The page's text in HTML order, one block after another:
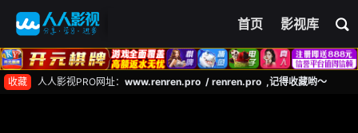
首页 影视库
收藏 人人影视PRO网址： www.renren.pro / renren.pro ,记得收藏哟～